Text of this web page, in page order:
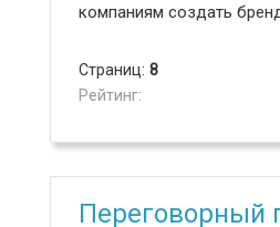
компаниям создать
Страниц: 8
Рейтинг:
Переговорный